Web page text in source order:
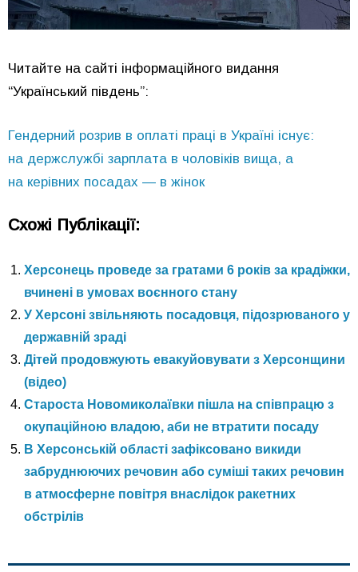
Читайте на сайті інформаційного видання
“Український південь”:
Гендерний розрив в оплаті праці в Україні існує:
на держслужбі зарплата в чоловіків вища, а
на керівних посадах — в жінок
Схожі Публікації:
Херсонець проведе за гратами 6 років за крадіжки,
вчинені в умовах воєнного стану
У Херсоні звільняють посадовця, підозрюваного у
державній зраді
Дітей продовжують евакуйовувати з Херсонщини
(відео)
Староста Новомиколаївки пішла на співпрацю з
окупаційною владою, аби не втратити посаду
В Херсонській області зафіксовано викиди
забруднюючих речовин або суміші таких речовин
в атмосферне повітря внаслідок ракетних
обстрілів